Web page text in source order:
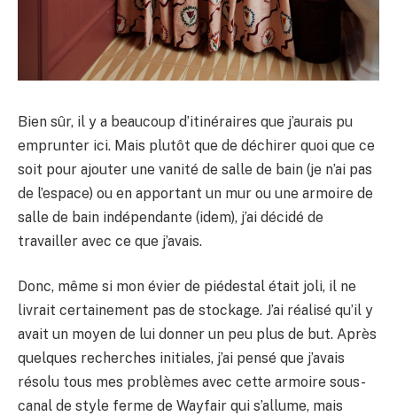
Bien sûr, il y a beaucoup d’itinéraires que j’aurais pu
emprunter ici. Mais plutôt que de déchirer quoi que ce
soit pour ajouter une vanité de salle de bain (je n’ai pas
de l’espace) ou en apportant un mur ou une armoire de
salle de bain indépendante (idem), j’ai décidé de
travailler avec ce que j’avais.
Donc, même si mon évier de piédestal était joli, il ne
livrait certainement pas de stockage. J’ai réalisé qu’il y
avait un moyen de lui donner un peu plus de but. Après
quelques recherches initiales, j’ai pensé que j’avais
résolu tous mes problèmes avec cette armoire sous-
canal de style ferme de Wayfair qui s’allume, mais